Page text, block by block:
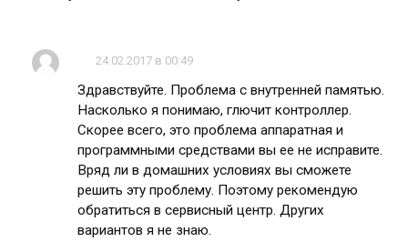
24.02.2017 в 00:49
Здравствуйте. Проблема с внутренней памятью.
Насколько я понимаю, глючит контроллер.
Скорее всего, это проблема аппаратная и
программными средствами вы ее не исправите.
Вряд ли в домашних условиях вы сможете
решить эту проблему. Поэтому рекомендую
обратиться в сервисный центр. Других
вариантов я не знаю.